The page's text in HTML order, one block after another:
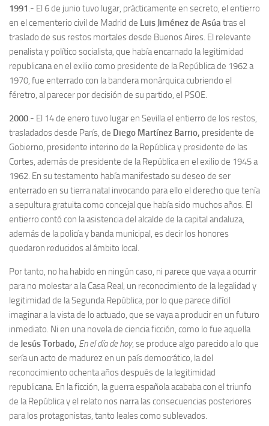
1991.- El 6 de junio tuvo lugar, prácticamente en secreto, el entierro
en el cementerio civil de Madrid de Luis Jiménez de Asúatras el
traslado de sus restos mortales desde Buenos Aires. El relevante
penalista y político socialista, que había encarnado la legitimidad
republicana en el exilio como presidente de la República de 1962 a
1970, fue enterrado con la bandera monárquica cubriendo el
féretro, al parecer por decisión de su partido, el PSOE.
2000.- El 14 de enero tuvo lugar en Sevilla el entierro de los restos,
trasladados desde París, de Diego Martínez Barrio, presidente de
Gobierno, presidente interino de la República y presidente de las
Cortes, además de presidente de la República en el exilio de 1945 a
1962. En su testamento había manifestado su deseo de ser
enterrado en su tierra natal invocando para ello el derecho que tenía
a sepultura gratuita como concejal que había sido muchos años. El
entierro contó con la asistencia del alcalde de la capital andaluza,
además de la policía y banda municipal, es decir los honores
quedaron reducidos al ámbito local.
Por tanto, no ha habido en ningún caso, ni parece que vaya a ocurrir
para no molestar a la Casa Real, un reconocimiento de la legalidad y
legitimidad de la Segunda República, por lo que parece difícil
imaginar a la vista de lo actuado, que se vaya a producir en un futuro
inmediato. Ni en una novela de ciencia ficción, como lo fue aquella
de Jesús Torbado, En el día de hoy, se produce algo parecido a lo que
sería un acto de madurez en un país democrático, la del
reconocimiento ochenta años después de la legitimidad
republicana. En la ficción, la guerra española acababa con el triunfo
de la República y el relato nos narra las consecuencias posteriores
para los protagonistas, tanto leales como sublevados.